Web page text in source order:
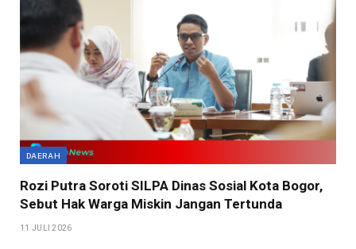
DAERAH
Rozi Putra Soroti SILPA Dinas Sosial Kota Bogor,
Sebut Hak Warga Miskin Jangan Tertunda
11 JULI 2026